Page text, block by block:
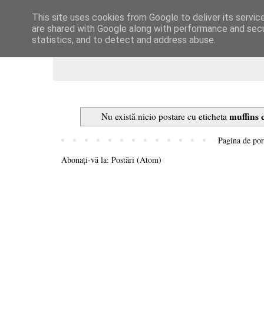
Dulcegarii culinare
Nu există nicio postare cu eticheta muffins
Pagina de
Abonați-vă la: Postări (Atom)
This site uses cookies from Google to deliver its
are shared with Google along with performance and
statistics, and to detect and address abuse.